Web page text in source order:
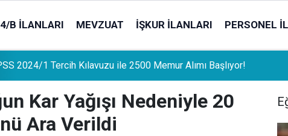
4/B İLANLARI MEVZUAT İŞKUR İLANLARI PERSONEL
Mevduat Sahipleri İçin Önemli Gelişme: Stopaj Oranları Artıyor!
Kar Yağışı Nedeniyle 20
Ara Verildi